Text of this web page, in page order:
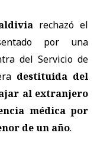
rechazó el
por una
del Servicio de
destituida del
al extranjero
médica por
de un año.